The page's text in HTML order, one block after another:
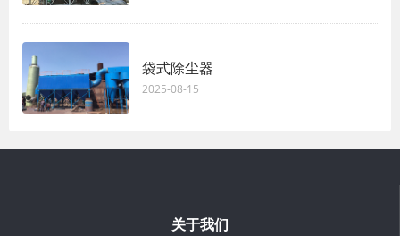
袋式除尘器
2025-08-15
关于我们